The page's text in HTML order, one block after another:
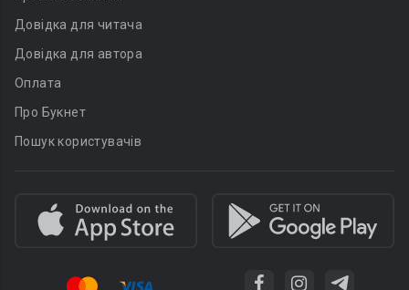
Довідка для читача
Довідка для автора
Оплата
Про Букнет
Пошук користувачів